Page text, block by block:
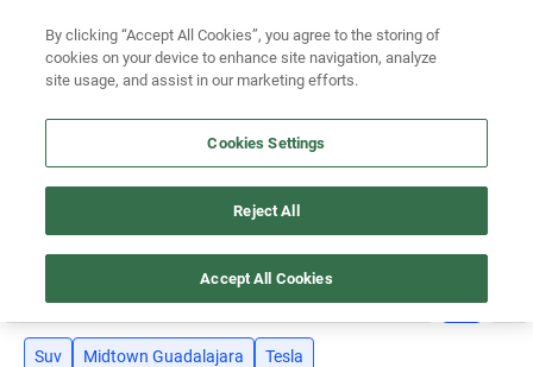
Ubicación
Encuentra el auto ideal para tu presupuesto
Simular plan a meses
AUTOS TESLA MIDTOWN GUADALAJARA SUV
Busca por versión
Busca por año
Suv Midtown Guadalajara
Tesla
By clicking “Accept All Cookies”, you agree to the storing of
cookies on your device to enhance site navigation, analyze
site usage, and assist in our marketing efforts.
Cookies Settings
Reject All
Accept All Cookies